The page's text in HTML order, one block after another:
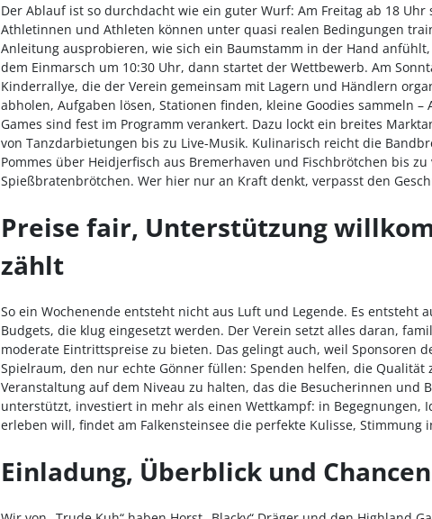
Der Ablauf ist so durchdacht wie ein guter Wurf: Am Freitag ab 18
Athletinnen und Athleten können unter quasi realen Bedingungen
Anleitung ausprobieren, wie sich ein Baumstamm in der Hand
dem Einmarsch um 10:30 Uhr, dann startet der Wettbewerb. Am
Kinderrallye, die der Verein gemeinsam mit Lagern und Händlern
abholen, Aufgaben lösen, Stationen finden, kleine Goodies sammeln
Games sind fest im Programm verankert. Dazu lockt ein breites
von Tanzdarbietungen bis zu Live-Musik. Kulinarisch reicht die
Pommes über Heidjerfisch aus Bremerhaven und Fischbrötchen bis
Spießbratenbrötchen. Wer hier nur an Kraft denkt, verpasst den
Preise fair, Unterstützung
zählt
So ein Wochenende entsteht nicht aus Luft und Legende. Es entsteht
Budgets, die klug eingesetzt werden. Der Verein setzt alles daran,
moderate Eintrittspreise zu bieten. Das gelingt auch, weil Sponsoren
Spielraum, den nur echte Gönner füllen: Spenden helfen, die
Veranstaltung auf dem Niveau zu halten, das die Besucherinnen und
unterstützt, investiert in mehr als einen Wettkampf: in Begegnungen,
erleben will, findet am Falkensteinsee die perfekte Kulisse, Stimmung
Einladung, Überblick und